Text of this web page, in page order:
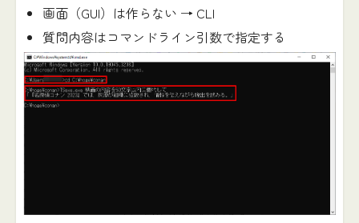
画面（GUI）は作らない → CLI
質問内容はコマンドライン引数で指定する